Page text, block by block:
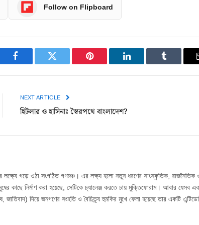
Follow on Flipboard
Facebook Twitter Pinterest LinkedIn Tumblr
NEXT ARTICLE
হিটলার ও হাসিনাঃ স্বৈরপথে বাংলাদেশ?
লক্ষ্যে গড়ে ওঠা সংগঠিত গণমঞ্চ। এর লক্ষ্য হলো নতুন ধরণের সাংস্কৃতিক, রাজনৈতিক
কাছে নির্মাণ করা হয়েছে, সেটিকে চ্যালেঞ্জ করতে চায় মুক্তিফোরাম। আবার যেসব
জাতিবাদ) দিয়ে জনগণের সংহতি ও বৈচিত্র্য হুমকির মুখে ফেলা হয়েছে তার একটি